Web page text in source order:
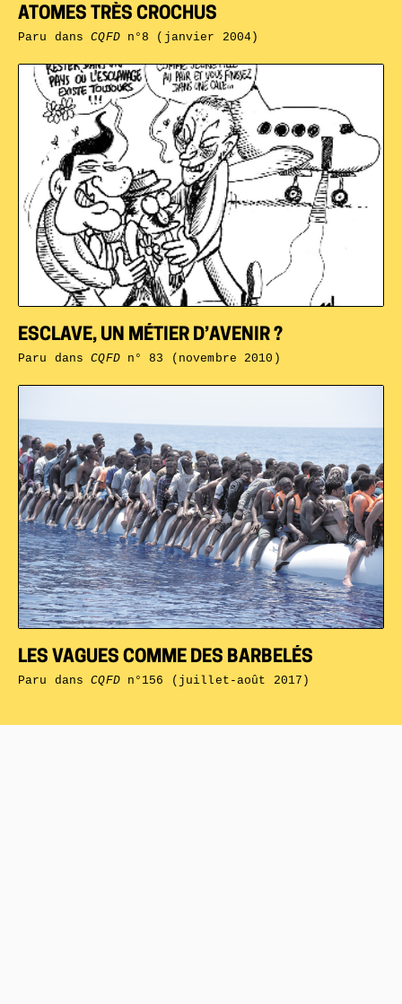
LES VAGUES COMME DES BARBELÉS
Paru dansCQFDn°156 (juillet-août 2017)
ESCLAVE, UN MÉTIER D’AVENIR ?
Paru dansCQFDn° 83 (novembre 2010)
ATOMES TRÈS CROCHUS
Paru dansCQFDn°8 (janvier 2004)